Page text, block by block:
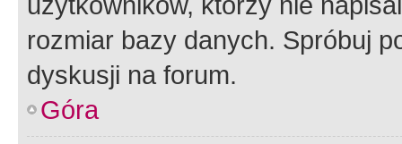
rozmiar bazy danych. Spróbuj
dyskusji na forum.
Góra